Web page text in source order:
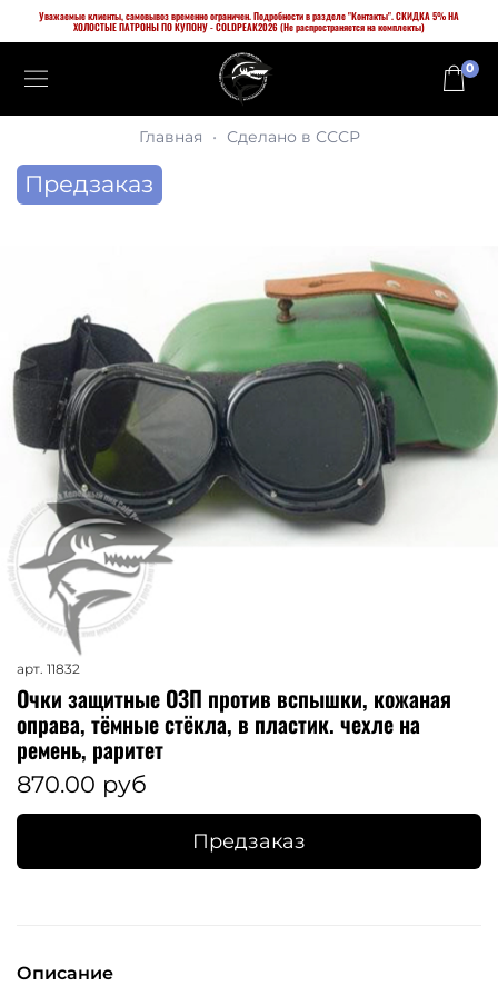
Уважаемые клиенты, самовывоз временно ограничен. Подробности в разделе "Контакты". СКИДКА 5% НА
ХОЛОСТЫЕ ПАТРОНЫ ПО КУПОНУ - COLDPEAK2026 (Не распространяется на комплекты)
0
Главная Сделано в СССР
Предзаказ
арт. 11832
Очки защитные ОЗП против вспышки, кожаная
оправа, тёмные стёкла, в пластик. чехле на
ремень, раритет
870.00 руб
Предзаказ
Описание